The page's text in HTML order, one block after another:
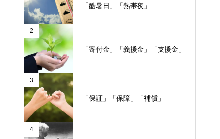
「酷暑日」「熱帯夜」
2
「寄付金」「義援金」「支援金」
3
「保証」「保障」「補償」
4